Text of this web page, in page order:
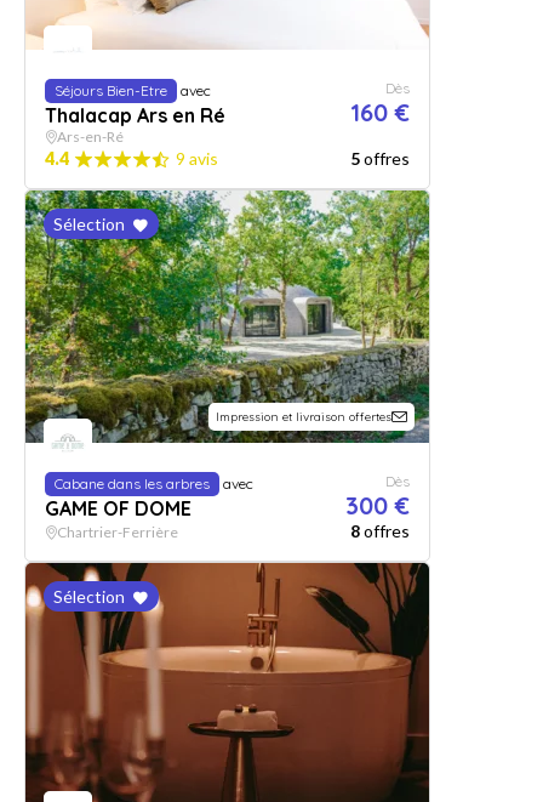
Séjours Bien-Etre avec
Thalacap Ars en Ré
Dès
160 €
Ars-en-Ré
4.4 9 avis 5offres
Sélection
Impression et livraison offertes
Cabane dans les arbres avec
GAME OF DOME
Dès
300 €
Chartrier-Ferrière 8offres
Sélection